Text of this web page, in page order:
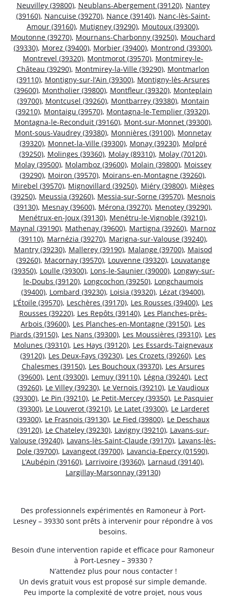
Neuvilley (39800), Neublans-Abergement (39120), Nantey
(39160), Nancuise (39270), Nance (39140), Nanc-lès-Saint-
Amour (39160), Mutigney (39290), Moutoux (39300),
Moutonne (39270), Mournans-Charbonny (39250), Mouchard
(39330), Morez (39400), Morbier (39400), Montrond (39300),
Montrevel (39320), Montmorot (39570), Montmirey-le-
Château (39290), Montmirey-la-Ville (39290), Montmarlon
(39110), Montigny-sur-l’Ain (39300), Montigny-lès-Arsures
(39600), Montholier (39800), Montfleur (39320), Monteplain
(39700), Montcusel (39260), Montbarrey (39380), Montain
(39210), Montaigu (39570), Montagna-le-Templier (39320),
Montagna-le-Reconduit (39160), Mont-sur-Monnet (39300),
Mont-sous-Vaudrey (39380), Monnières (39100), Monnetay
(39320), Monnet-la-Ville (39300), Monay (39230), Molpré
(39250), Molinges (39360), Molay (89310), Molay (70120),
Molay (39500), Molamboz (39600), Molain (39800), Moissey
(39290), Moiron (39570), Moirans-en-Montagne (39260),
Mirebel (39570), Mignovillard (39250), Miéry (39800), Mièges
(39250), Meussia (39260), Messia-sur-Sorne (39570), Mesnois
(39130), Mesnay (39600), Mérona (39270), Menotey (39290),
Menétrux-en-Joux (39130), Menétru-le-Vignoble (39210),
Maynal (39190), Mathenay (39600), Martigna (39260), Marnoz
(39110), Marnézia (39270), Marigna-sur-Valouse (39240),
Mantry (39230), Mallerey (39190), Malange (39700), Maisod
(39260), Macornay (39570), Louvenne (39320), Louvatange
(39350), Loulle (39300), Lons-le-Saunier (39000), Longwy-sur-
le-Doubs (39120), Longcochon (39250), Longchaumois
(39400), Lombard (39230), Loisia (39320), Lézat (39400),
L’Étoile (39570), Leschères (39170), Les Rousses (39400), Les
Rousses (39220), Les Repôts (39140), Les Planches-près-
Arbois (39600), Les Planches-en-Montagne (39150), Les
Piards (39150), Les Nans (39300), Les Moussières (39310), Les
Molunes (39310), Les Hays (39120), Les Essards-Taignevaux
(39120), Les Deux-Fays (39230), Les Crozets (39260), Les
Chalesmes (39150), Les Bouchoux (39370), Les Arsures
(39600), Lent (39300), Lemuy (39110), Légna (39240), Lect
(39260), Le Villey (39230), Le Vernois (39210), Le Vaudioux
(39300), Le Pin (39210), Le Petit-Mercey (39350), Le Pasquier
(39300), Le Louverot (39210), Le Latet (39300), Le Larderet
(39300), Le Frasnois (39130), Le Fied (39800), Le Deschaux
(39120), Le Chateley (39230), Lavigny (39210), Lavans-sur-
Valouse (39240), Lavans-lès-Saint-Claude (39170), Lavans-lès-
Dole (39700), Lavangeot (39700), Lavancia-Epercy (01590),
L’Aubépin (39160), Larrivoire (39360), Larnaud (39140),
Largillay-Marsonnay (39130)
Des professionnels expérimentés en Ramoneur à Port-
Lesney – 39330 sont prêts à intervenir pour répondre à vos
besoins.
Besoin d’une intervention rapide et efficace pour Ramoneur
à Port-Lesney – 39330 ?
N’attendez plus pour nous contacter !
Un devis gratuit vous est proposé sur simple demande.
Peu importe la complexité de votre projet, nous vous